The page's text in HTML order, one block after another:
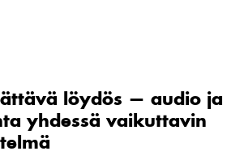
löydös — audio ja
yhdessä vaikuttavin